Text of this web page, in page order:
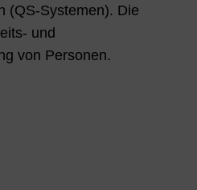
(QS-Systemen). Die
und
von Personen.